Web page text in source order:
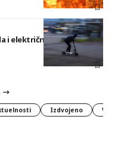
i električnih romobila u
Izdvojeno